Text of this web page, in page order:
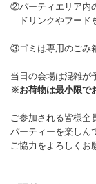
②パーティエリア内
ドリンクやフード
③ゴミは専用のごみ
当日の会場は混雑が
※お荷物は最小限で
ご参加される皆様全
パーティーを楽しん
ご協力をよろしくお